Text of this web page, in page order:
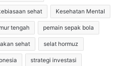
sehat Kesehatan Mental
tengah pemain sepak bola
sehat selat hormuz
strategi investasi